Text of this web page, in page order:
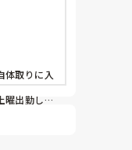
聞いてみ
体取りに入
曜出勤して